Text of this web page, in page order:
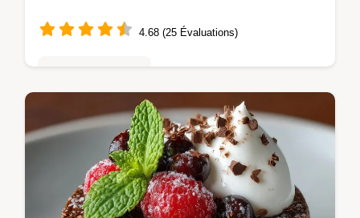
4.68 (25 Évaluations)
Réussissez la classique Charlotte au
chocolat avec cette mousse onctueuse
Notre recette facile à faire la veille garantit
un dessert élégant sans stress